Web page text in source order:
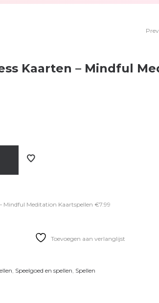
Kaarten – Mindful
Mindful Meditation Kaartspellen €7.99
Toevoegen aan verlanglijst
, Speelgoed en spellen, Spellen